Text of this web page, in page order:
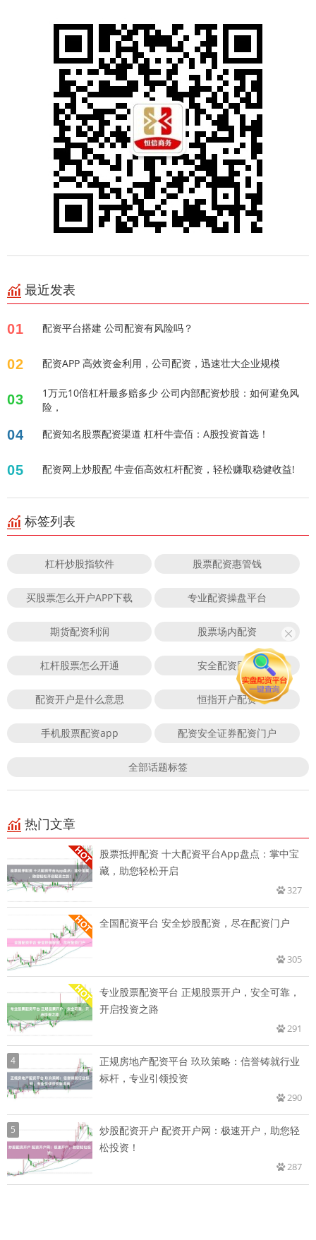
最近发表
01 配资平台搭建 公司配资有风险吗？
02 配资APP 高效资金利用，公司配资，迅速壮大企业规模
03
1万元10倍杠杆最多赔多少 公司内部配资炒股：如何避免风
险，
04 配资知名股票配资渠道 杠杆牛壹佰：A股投资首选！
05 配资网上炒股配 牛壹佰高效杠杆配资，轻松赚取稳健收益!
标签列表
杠杆炒股指软件 股票配资惠管钱
买股票怎么开户APP下载 专业配资操盘平台
期货配资利润 股票场内配资
杠杆股票怎么开通 安全配资网站
配资开户是什么意思 恒指开户配资
手机股票配资app 配资安全证券配资门户
全部话题标签
热门文章
股票抵押配资 十大配资平台App盘点：掌中宝
藏，助您轻松开启
327
全国配资平台 安全炒股配资，尽在配资门户
305
专业股票配资平台 正规股票开户，安全可靠，
开启投资之路
291
4
正规房地产配资平台 玖玖策略：信誉铸就行业
标杆，专业引领投资
290
5
炒股配资开户 配资开户网：极速开户，助您轻
松投资！
287